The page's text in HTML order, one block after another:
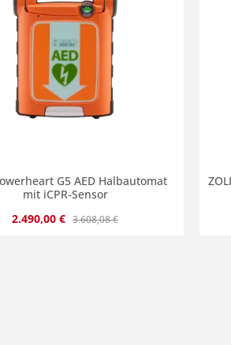
Wert ein oder
G5 AED Halbautomat
mit iCPR-Sensor
Verkaufspreis:
2.490,00 € Regulärer Preis:
3.608,08 €